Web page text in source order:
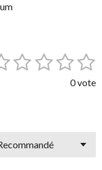
2
i
3
i
4 5
é
i
v
0 vote